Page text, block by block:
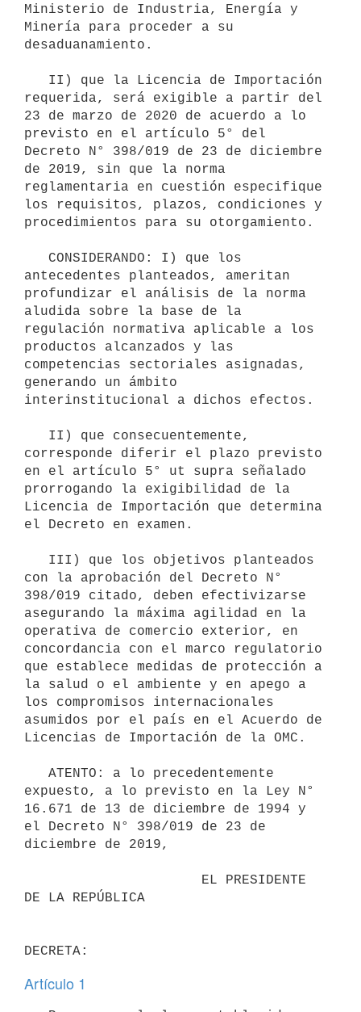
Ministerio de Industria, Energía y
Minería para proceder a su
desaduanamiento.
requerida, será exigible a partir del
23 de marzo de 2020 de acuerdo a lo
previsto en el artículo 5° del
Decreto N° 398/019 de 23 de diciembre
de 2019, sin que la norma
reglamentaria en cuestión especifique
los requisitos, plazos, condiciones y
procedimientos para su otorgamiento.
antecedentes planteados, ameritan
profundizar el análisis de la norma
aludida sobre la base de la
regulación normativa aplicable a los
productos alcanzados y las
competencias sectoriales asignadas,
generando un ámbito
interinstitucional a dichos efectos.
corresponde diferir el plazo previsto
en el artículo 5° ut supra señalado
prorrogando la exigibilidad de la
Licencia de Importación que determina
el Decreto en examen.
con la aprobación del Decreto N°
398/019 citado, deben efectivizarse
asegurando la máxima agilidad en la
operativa de comercio exterior, en
concordancia con el marco regulatorio
que establece medidas de protección a
la salud o el ambiente y en apego a
los compromisos internacionales
asumidos por el país en el Acuerdo de
Licencias de Importación de la OMC.
expuesto, a lo previsto en la Ley N°
16.671 de 13 de diciembre de 1994 y
el Decreto N° 398/019 de 23 de
diciembre de 2019,
DE LA REPÚBLICA
Artículo 1